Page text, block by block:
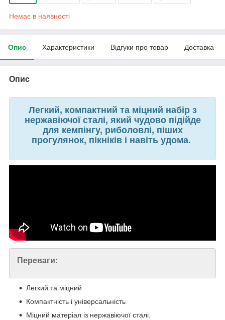
Немає в наявності
Опис Характеристики Відгуки про товар Доставка
Опис
Легкий, компактний та міцний набір з
нержавіючої сталі, який чудово підійде
для кемпінгу, риболовлі, піших
прогулянок, пікніків і навіть удома.
Переваги:
Легкий та міцний
Компактність і універсальність
Міцний матеріал із нержавіючої сталі.